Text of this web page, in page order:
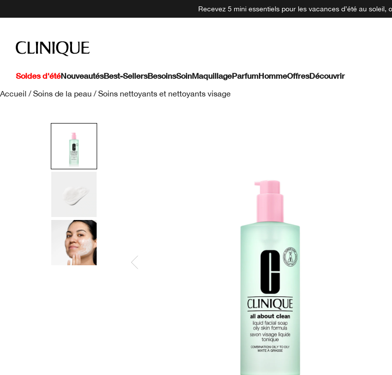
Recevez 5 mini essentiels pour les vacances d’été au soleil,
Soldes d'étéNouveautésBest-SellersBesoinsSoinMaquillageParfumHommeOffresDécouvrir
Accueil / Soins de la peau / Soins nettoyants et nettoyants visage